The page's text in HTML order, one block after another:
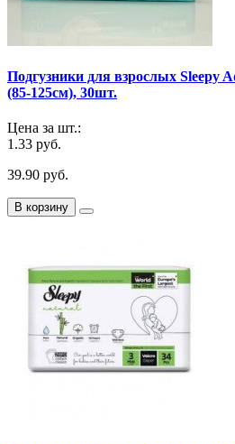
Подгузники для взрослых Sleepy
(85-125см), 30шт.
Цена за шт.:
1.33 руб.
39.90 руб.
В корзину